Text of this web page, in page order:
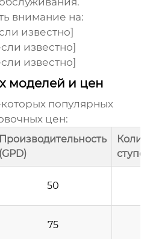
внимание на:
известно]
известно]
известно]
моделей и цен
популярных
цен:
Производительность
(GPD)
50
75